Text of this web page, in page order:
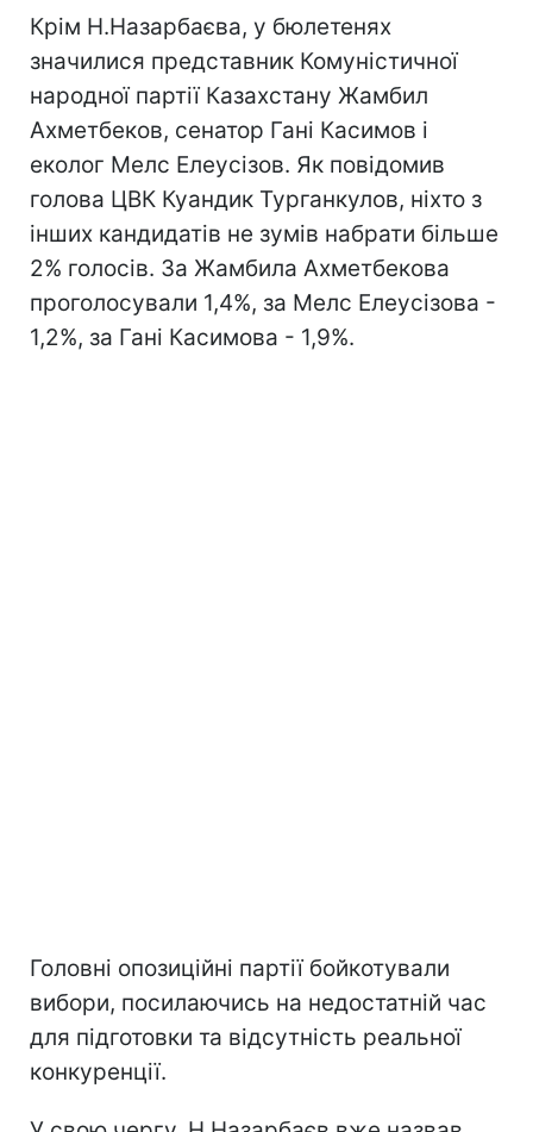
Крім Н.Назарбаєва, у бюлетенях
значилися представник Комуністичної
народної партії Казахстану Жамбил
Ахметбеков, сенатор Гані Касимов і
еколог Мелс Елеусізов. Як повідомив
голова ЦВК Куандик Турганкулов, ніхто з
інших кандидатів не зумів набрати більше
2% голосів. За Жамбила Ахметбекова
проголосували 1,4%, за Мелс Елеусізова -
1,2%, за Гані Касимова - 1,9%.
Головні опозиційні партії бойкотували
вибори, посилаючись на недостатній час
для підготовки та відсутність реальної
конкуренції.